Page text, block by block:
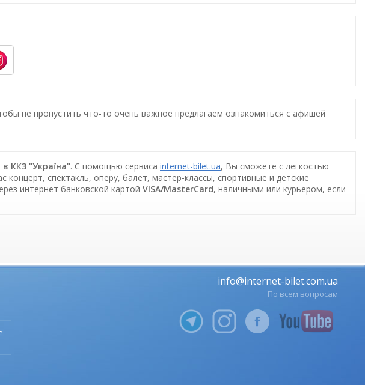
не пропустить что-то очень важное предлагаем ознакомиться с афишей
ККЗ "Україна". С помощью сервиса internet-bilet.ua, Вы сможете с легкостью
спектакль, оперу, балет, мастер-классы, спортивные и детские
интернет банковской картой VISA/MasterCard, наличными или курьером, если
info@internet-bilet.com.ua
По всем вопросам